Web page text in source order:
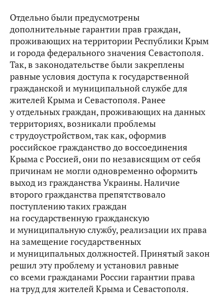
Отдельно были предусмотрены
дополнительные гарантии прав граждан,
проживающих на территории Республики Крым
и города федерального значения Севастополя.
Так, в законодательстве были закреплены
равные условия доступа к государственной
гражданской и муниципальной службе для
жителей Крыма и Севастополя. Ранее
у отдельных граждан, проживающих на данных
территориях, возникали проблемы
с трудоустройством, так как, оформив
российское гражданство до воссоединения
Крыма с Россией, они по независящим от себя
причинам не могли одновременно оформить
выход из гражданства Украины. Наличие
второго гражданства препятствовало
поступлению таких граждан
на государственную гражданскую
и муниципальную службу, реализации их права
на замещение государственных
и муниципальных должностей. Принятый закон
решил эту проблему и установил равные
со всеми гражданами России гарантии права
на труд для жителей Крыма и Севастополя.